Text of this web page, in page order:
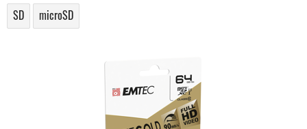
SD microSD